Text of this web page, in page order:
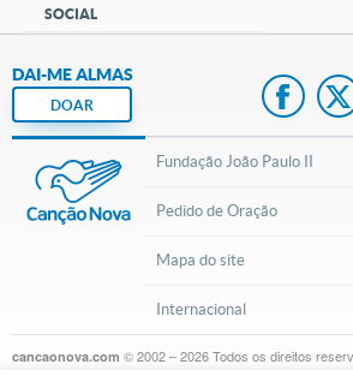
SOCIAL
DAI-ME ALMAS
DOAR
Fundação João Paulo II
Pedido de Oração
Mapa do site
Internacional
cancaonova.com © 2002 – 2026Todos os direitos